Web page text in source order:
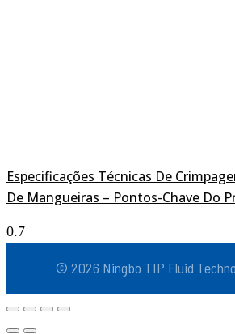
Especificações Técnicas De
De Mangueiras – Pontos-Chave Do
© 2026 Ningbo TIP Fluid